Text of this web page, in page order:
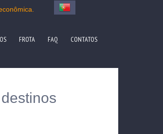
FROTA FAQ CONTATOS